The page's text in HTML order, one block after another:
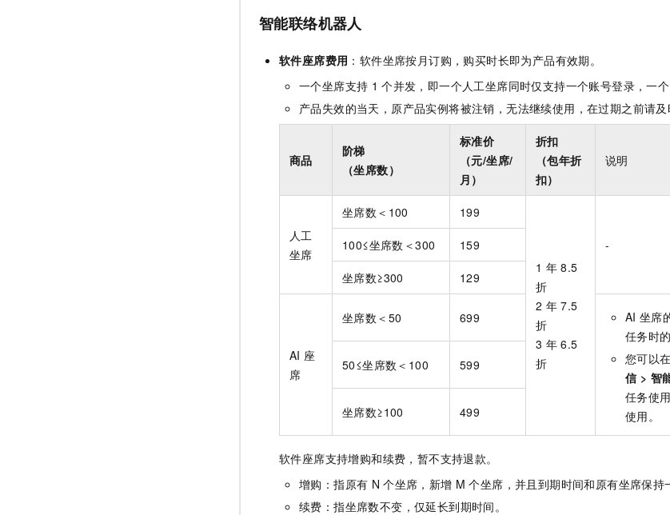
智能联络机器人
软件座席费用 ：软件坐席按月订购，购买时长即为产品有效期。
一个坐席支持 1 个并发，即一个人工坐席同时仅支持一个账号登录，一个
产品失效的当天，原产品实例将被注销，无法继续使用，在过期之前请及
商品
阶梯
（坐席数）
标准价
（元/坐席/
月）
折扣
（包年折
扣）
说明
人工
坐席
坐席数＜100 199
1 年 8.5
折
2 年 7.5
折
3 年 6.5
折
-
100≤坐席数＜300 159
坐席数≥300 129
AI 座
席
坐席数＜50 699 AI 坐席
任务时
您可以在
信> 智
任务使
使用。
50≤坐席数＜100 599
坐席数≥100 499
软件座席支持增购和续费，暂不支持退款。
增购：指原有 N 个坐席，新增 M 个坐席，并且到期时间和原有坐席保持
续费：指坐席数不变，仅延长到期时间。